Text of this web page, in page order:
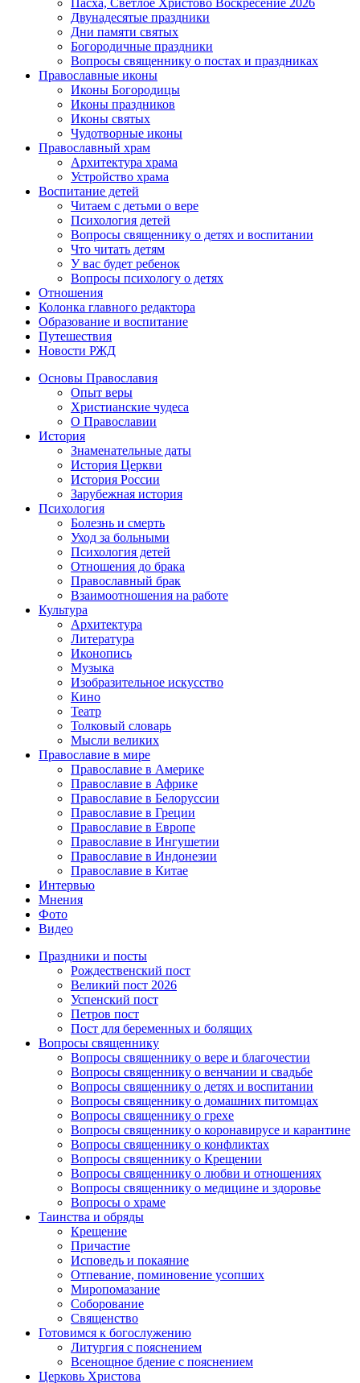
Пасха, Светлое Христово Воскресение 2026
Двунадесятые праздники
Дни памяти святых
Богородичные праздники
Вопросы священнику о постах и праздниках
Православные иконы
Иконы Богородицы
Иконы праздников
Иконы святых
Чудотворные иконы
Православный храм
Архитектура храма
Устройство храма
Воспитание детей
Читаем с детьми о вере
Психология детей
Вопросы священнику о детях и воспитании
Что читать детям
У вас будет ребенок
Вопросы психологу о детях
Отношения
Колонка главного редактора
Образование и воспитание
Путешествия
Новости РЖД
Основы Православия
Опыт веры
Христианские чудеса
О Православии
История
Знаменательные даты
История Церкви
История России
Зарубежная история
Психология
Болезнь и смерть
Уход за больными
Психология детей
Отношения до брака
Православный брак
Взаимоотношения на работе
Культура
Архитектура
Литература
Иконопись
Музыка
Изобразительное искусство
Кино
Театр
Толковый словарь
Мысли великих
Православие в мире
Православие в Америке
Православие в Африке
Православие в Белоруссии
Православие в Греции
Православие в Европе
Православие в Ингушетии
Православие в Индонезии
Православие в Китае
Интервью
Мнения
Фото
Видео
Праздники и посты
Рождественский пост
Великий пост 2026
Успенский пост
Петров пост
Пост для беременных и болящих
Вопросы священнику
Вопросы священнику о вере и благочестии
Вопросы священнику о венчании и свадьбе
Вопросы священнику о детях и воспитании
Вопросы священнику о домашних питомцах
Вопросы священнику о грехе
Вопросы священнику о коронавирусе и карантине
Вопросы священнику о конфликтах
Вопросы священнику о Крещении
Вопросы священнику о любви и отношениях
Вопросы священнику о медицине и здоровье
Вопросы о храме
Таинства и обряды
Крещение
Причастие
Исповедь и покаяние
Отпевание, поминовение усопших
Миропомазание
Соборование
Священство
Готовимся к богослужению
Литургия с пояснением
Всенощное бдение с пояснением
Церковь Христова